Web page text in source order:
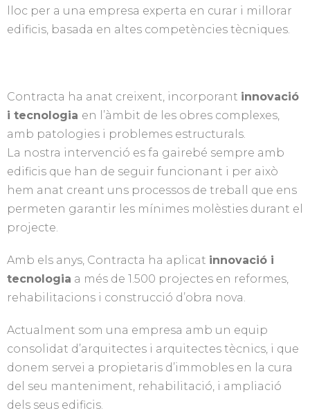
lloc per a una empresa experta en curar i millorar
edificis, basada en altes competències tècniques.
Contracta ha anat creixent, incorporant innovació
i tecnologia en l’àmbit de les obres complexes,
amb patologies i problemes estructurals.
La nostra intervenció es fa gairebé sempre amb
edificis que han de seguir funcionant i per això
hem anat creant uns processos de treball que ens
permeten garantir les mínimes molèsties durant el
projecte.
Amb els anys, Contracta ha aplicat innovació i
tecnologia a més de 1.500 projectes en reformes,
rehabilitacions i construcció d’obra nova.
Actualment som una empresa amb un equip
consolidat d’arquitectes i arquitectes tècnics, i que
donem servei a propietaris d’immobles en la cura
del seu manteniment, rehabilitació, i ampliació
dels seus edificis.